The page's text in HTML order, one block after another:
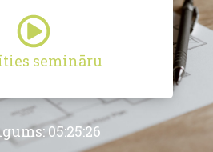
semināru
05:25:26